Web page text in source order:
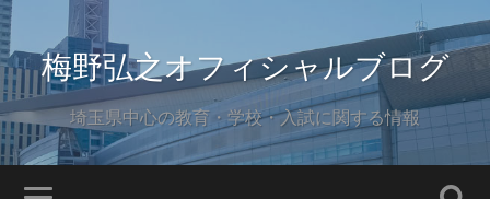
梅野弘之オフィシャルブログ
埼玉県中心の教育・学校・入試に関する情報